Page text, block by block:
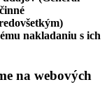
nakladaniu s ich
na webových